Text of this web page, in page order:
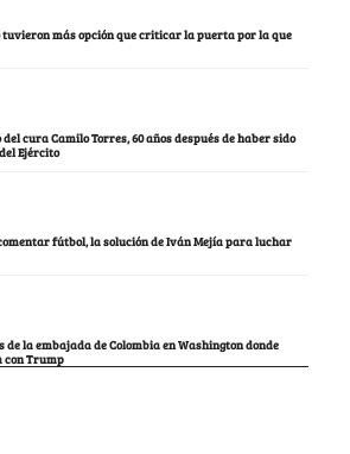
tuvieron más opción que criticar la puerta por la que
cura Camilo Torres, 60 años después de haber sido
Ejército
fútbol, la solución de Iván Mejía para luchar
de la embajada de Colombia en Washington donde
con Trump